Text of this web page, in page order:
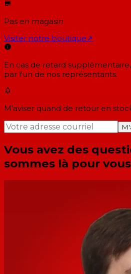
Pas en magasin
Visiter notre boutique↗
En cas de retard
par l'un de nos représentants.
M'aviser quand de retour en
Vous avez des
sommes là pour